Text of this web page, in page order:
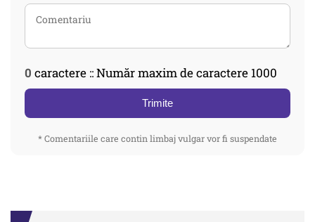
0 caractere :: Număr maxim de caractere 1000
Trimite
* Comentariile care contin limbaj vulgar vor fi suspendate